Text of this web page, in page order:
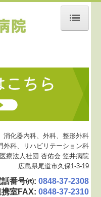
消化器内科、外科、整形外科
外科、リハビリテーション科
医療法人社団 杏佑会 笠井病院
広島県尾道市久保1-3-19
話番号㈹: 0848-37-2308
携室FAX: 0848-37-2310